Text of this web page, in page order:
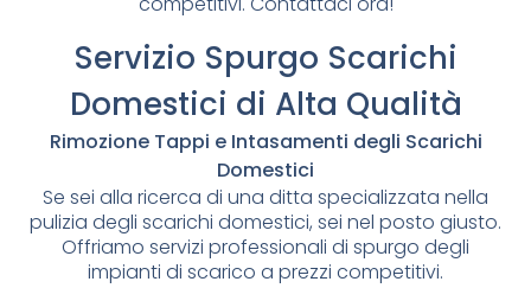
Servizio Spurgo Scarichi
Domestici di Alta Qualità
Rimozione Tappi e Intasamenti degli Scarichi
Domestici
Se sei alla ricerca di una ditta specializzata nella
pulizia degli scarichi domestici, sei nel posto giusto.
Offriamo servizi professionali di spurgo degli
impianti di scarico a prezzi competitivi.